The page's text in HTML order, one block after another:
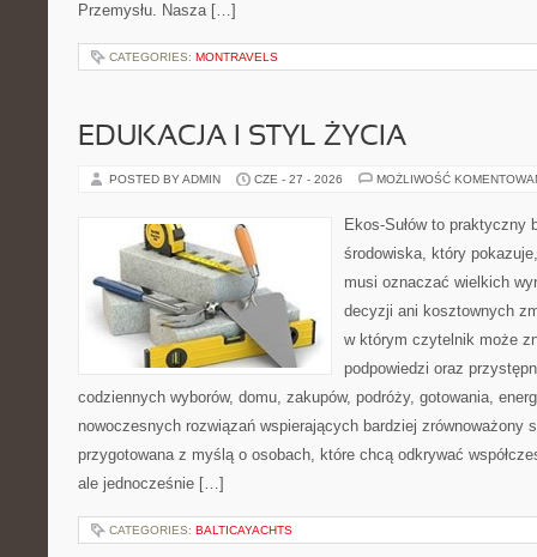
Przemysłu. Nasza […]
CATEGORIES: MONTRAVELS
EDUKACJA I STYL ŻYCIA
POSTED BY ADMIN CZE - 27 - 2026 MOŻLIWOŚĆ
Ekos-Sułów to praktyczny
środowiska, który
musi oznaczać wielkich
decyzji ani kosztownych
w którym czytelnik może
podpowiedzi oraz
codziennych wyborów, domu, zakupów, podróży, gotowania,
nowoczesnych rozwiązań wspierających bardziej zrównoważony
przygotowana z myślą o osobach, które chcą odkrywać
ale jednocześnie […]
CATEGORIES: BALTICAYACHTS